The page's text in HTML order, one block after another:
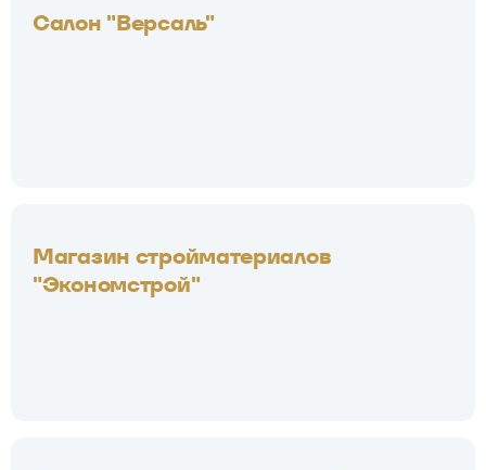
Салон "Версаль"
Магазин стройматериалов
"Экономстрой"